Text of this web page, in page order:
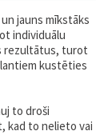
jauns mīkstāks
individuālu
rezultātus, turot
kustēties
to droši
kad to nelieto vai